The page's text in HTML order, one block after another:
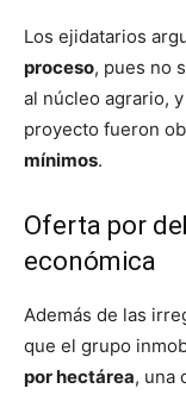
Los ejidatarios
proceso, pues no
al núcleo agrario,
proyecto fueron
mínimos.
Oferta por
económica
Además de las
que el grupo
por hectárea, una